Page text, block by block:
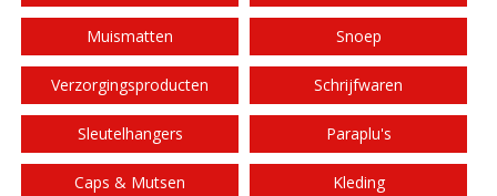
Muismatten Snoep
Verzorgingsproducten Schrijfwaren
Sleutelhangers Paraplu's
Caps & Mutsen Kleding